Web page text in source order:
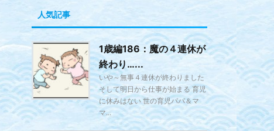
人気記事
1歳編186：魔の４連休が
終わり…...
いや～無事４連休が終わりました
そして明日から仕事が始まる 育児
に休みはない 世の育児パパ＆マ
マ...